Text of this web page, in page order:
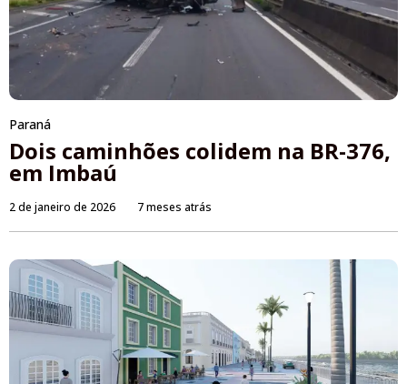
Paraná
Dois caminhões colidem na BR-376,
em Imbaú
2 de janeiro de 2026 7 meses atrás